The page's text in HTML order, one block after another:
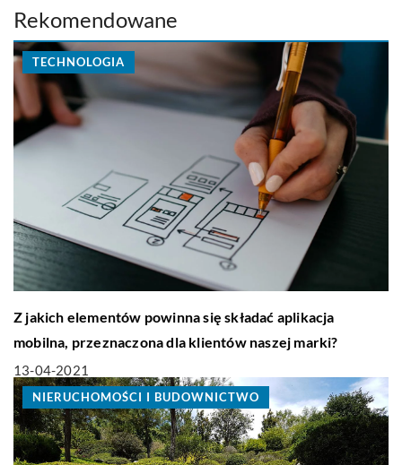
Rekomendowane
TECHNOLOGIA
Z jakich elementów powinna się składać aplikacja
mobilna, przeznaczona dla klientów naszej marki?
13-04-2021
NIERUCHOMOŚCI I BUDOWNICTWO